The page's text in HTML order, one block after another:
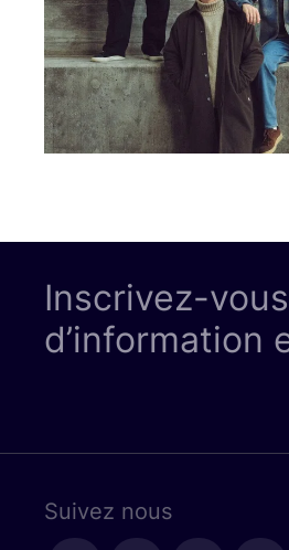
Inscrivez-
d’information
Suivez nous